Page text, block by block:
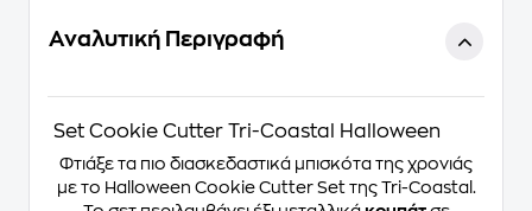
Αναλυτική Περιγραφή
Set Cookie Cutter Tri-Coastal Halloween
Φτιάξε τα πιο διασκεδαστικά μπισκότα της χρονιάς
με το Halloween Cookie Cutter Set της Tri-Coastal.